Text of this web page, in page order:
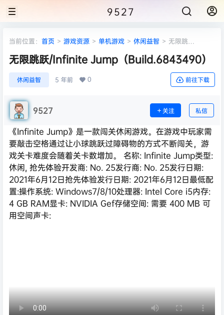
9527
当前位置： 首页 > 游戏资源 > 单机游戏 > 休闲益智 > 无限跳
无限跳跃/Infinite Jump（Build.6843490）
休闲益智 5 年前 0 前往下载
9527 关注 私信
《Infinite Jump》是一款闯关休闲游戏。在游戏中玩家需
要敲击空格通过让小球跳跃过障碍物的方式不断闯关，游
戏关卡难度会随着关卡数增加。 名称: Infinite Jump类型:
休闲, 抢先体验开发商: No. 25发行商: No. 25发行日期:
2021年6月12日抢先体验发行日期: 2021年6月12日最低配
置:操作系统: Windows7/8/10处理器: Intel Core i5内存:
4 GB RAM显卡: NVIDIA Gef存储空间: 需要 400 MB 可
用空间声卡: